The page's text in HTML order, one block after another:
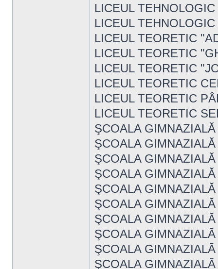
LICEUL
LICEUL
LICEUL TEORETIC
LICEUL TEORETIC
LICEUL TEORETIC
LICEUL TEORETIC
LICEUL TEORETIC
LICEUL TEORETIC
ŞCOALA
ŞCOALA
ŞCOALA
ŞCOALA
ŞCOALA
ŞCOALA
ŞCOALA
ŞCOALA
ŞCOALA
ŞCOALA